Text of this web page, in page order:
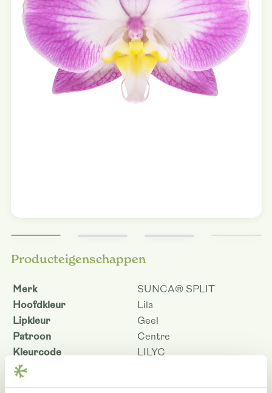
Producteigenschappen
Merk
SUNCA® SPLIT
Hoofdkleur
Lila
Lipkleur
Geel
Patroon
Centre
Kleurcode
LILYC
Potmaat - cm
Bloemmaat 12 cm
9.0